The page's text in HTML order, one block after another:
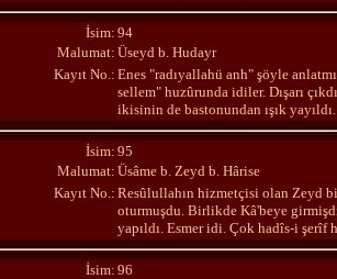
İsim: 94
Malumat: Üseyd b. Hudayr
Kayıt No.: Enes "radıyallahü anh" şöyle
sellem" huzûrunda idiler. Dışarı
ikisinin de bastonundan ışık
İsim: 95
Malumat: Üsâme b. Zeyd b. Hârise
Kayıt No.: Resûlullahın hizmetçisi olan Zeyd
oturmuşdu. Birlikde Kâ'beye
yapıldı. Esmer idi. Çok hadîs-i şerîf
İsim: 96